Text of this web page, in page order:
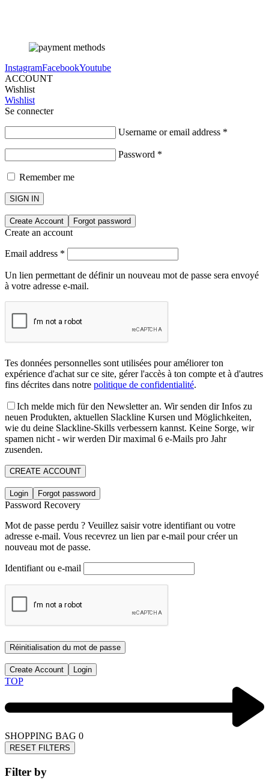
InstagramFacebookYoutube
ACCOUNT
Wishlist
Wishlist
Se connecter
Username or email address *
Password *
Remember me
SIGN IN
Create Account Forgot password
Create an account
Email address *
Un lien permettant de définir un nouveau mot de passe sera envoyé
à votre adresse e-mail.
Tes données personnelles sont utilisées pour améliorer ton
expérience d'achat sur ce site, gérer l'accès à ton compte et à d'autres
fins décrites dans notre politique de confidentialité.
Ich melde mich für den Newsletter an. Wir senden dir Infos zu
neuen Produkten, aktuellen Slackline Kursen und Möglichkeiten,
wie du deine Slackline-Skills verbessern kannst. Keine Sorge, wir
spamen nicht - wir werden Dir maximal 6 e-Mails pro Jahr
zusenden.
CREATE ACCOUNT
Login Forgot password
Password Recovery
Mot de passe perdu ? Veuillez saisir votre identifiant ou votre
adresse e-mail. Vous recevrez un lien par e-mail pour créer un
nouveau mot de passe.
Identifiant ou e-mail
Réinitialisation du mot de passe
Create Account Login
TOP
SHOPPING BAG 0
RESET FILTERS
Filter by